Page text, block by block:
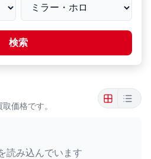
検索
価格です。
読み込んでいます